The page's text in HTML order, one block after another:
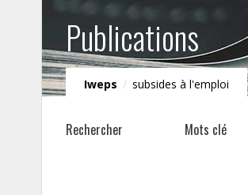
Publications
Iweps / subsides à l'emploi
Rechercher Mots clé